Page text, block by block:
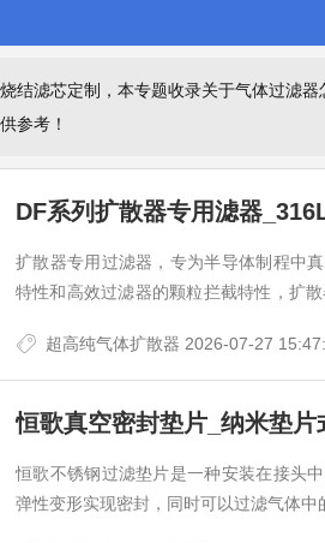
结滤芯定制，本专题收录关于气体过滤
参考！
DF系列扩散器专用滤器
扩散器专用过滤器，专为半导体制程中
特性和高效过滤器的颗粒拦截特性，扩
超高纯气体扩散器 2026-07-27
恒歌真空密封垫片_纳米垫
恒歌不锈钢过滤垫片是一种安装在接头
弹性变形实现密封，同时可以过滤气体中